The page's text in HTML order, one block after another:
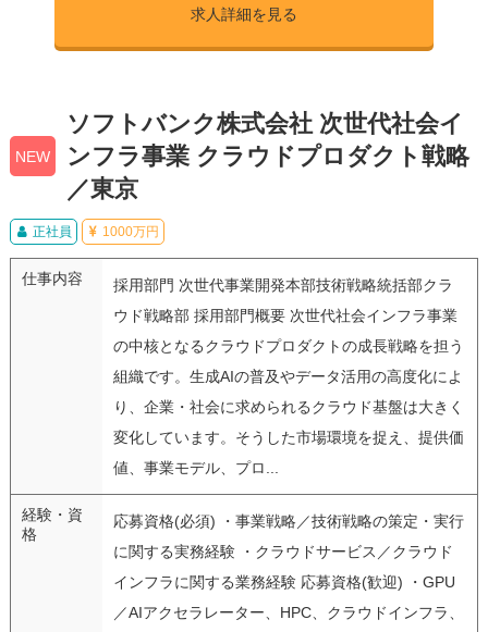
求人詳細を見る
NEW
ソフトバンク株式会社 次世代社会イ
ンフラ事業 クラウドプロダクト戦略
／東京
正社員 1000万円
仕事内容
採用部門 次世代事業開発本部技術戦略統括部クラ
ウド戦略部 採用部門概要 次世代社会インフラ事業
の中核となるクラウドプロダクトの成長戦略を担う
組織です。生成AIの普及やデータ活用の高度化によ
り、企業・社会に求められるクラウド基盤は大きく
変化しています。そうした市場環境を捉え、提供価
値、事業モデル、プロ...
経験・資
格
応募資格(必須) ・事業戦略／技術戦略の策定・実行
に関する実務経験 ・クラウドサービス／クラウド
インフラに関する業務経験 応募資格(歓迎) ・GPU
／AIアクセラレーター、HPC、クラウドインフラ、